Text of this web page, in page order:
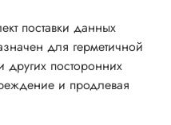
поставки данных
для герметичной
посторонних
и продлевая